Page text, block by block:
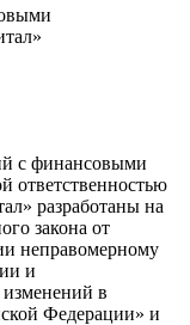
с финансовыми
ответственностью
разработаны на
закона от
неправомерному
и
в
Федерации» и